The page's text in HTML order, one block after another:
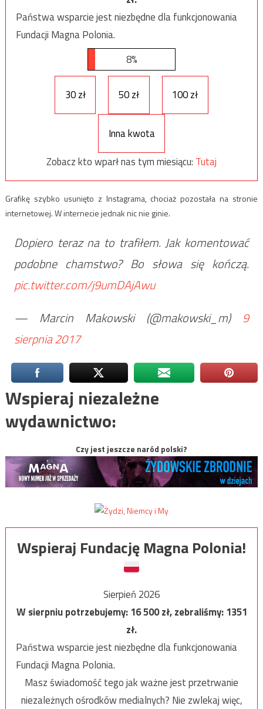
Państwa wsparcie jest niezbędne dla funkcjonowania
Fundacji Magna Polonia.
8%
30 zł 50 zł 100 zł
Inna kwota
Zobacz kto wparł nas tym miesiącu: Tutaj
Grafikę szybko usunięto z Instagrama, chociaż pozostała na stronie
internetowej. W internecie jednak nic nie ginie.
Dopiero teraz na to trafiłem. Jak komentować
podobne chamstwo? Bo słowa się kończą.
pic.twitter.com/j9umDAjAwu
— Marcin Makowski (@makowski_m) 9
sierpnia 2017
Wspieraj niezależne
wydawnictwo:
Czy jest jeszcze naród polski?
Wspieraj Fundację Magna Polonia!
Sierpień 2026
W sierpniu potrzebujemy:16 500zł, zebraliśmy:1351
zł.
Państwa wsparcie jest niezbędne dla funkcjonowania
Fundacji Magna Polonia.
Masz świadomość tego jak ważne jest przetrwanie
niezależnych ośrodków medialnych? Nie zwlekaj więc,